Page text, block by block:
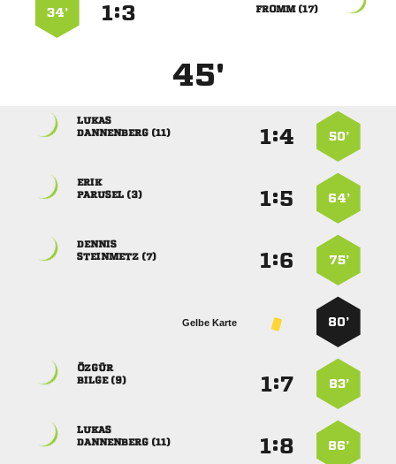
 
:
34’
45'
50’
:

 
64’
:

 
75’
:

 
80’
Gelbe Karte
83’
:

 
86’
:

 